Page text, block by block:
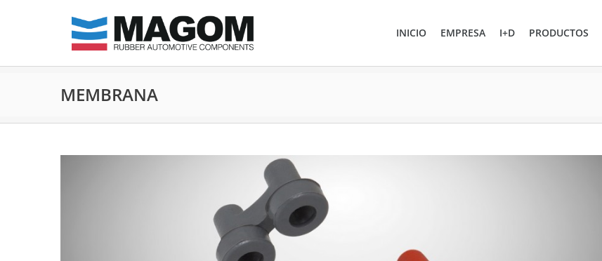
INICIO EMPRESA I+D PRODUCTOS
MEMBRANA